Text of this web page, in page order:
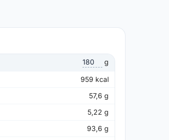
g
959 kcal
57,6 g
5,22 g
93,6 g